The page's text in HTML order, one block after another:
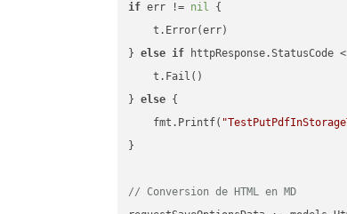
if err != nil {
    t.Error(err)
} else if httpResponse.StatusCode
    t.Fail()
} else {
    fmt.Printf(
}
// Conversion de HTML en MD